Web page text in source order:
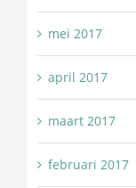
mei 2017
april 2017
maart 2017
februari 2017